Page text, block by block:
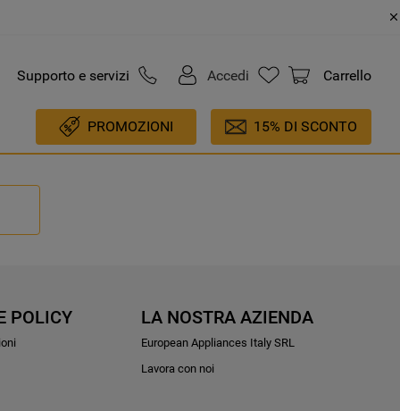
Supporto e servizi Accedi Carrello
PROMOZIONI 15% DI SCONTO
POLICY LA NOSTRA AZIENDA
European Appliances Italy SRL
Lavora con noi